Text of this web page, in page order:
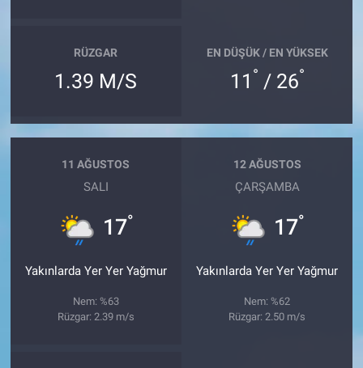
RÜZGAR
1.39 M/S
EN DÜŞÜK / EN YÜKSEK
11 ° / 26°
11 AĞUSTOS
SALI
17°
Yakınlarda Yer Yer Yağmur
Nem: %63
Rüzgar: 2.39 m/s
12 AĞUSTOS
ÇARŞAMBA
17°
Yakınlarda Yer Yer Yağmur
Nem: %62
Rüzgar: 2.50 m/s